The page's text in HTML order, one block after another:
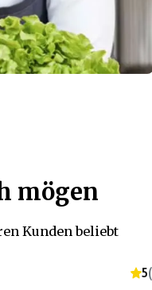
mögen
Kunden beliebt
5(